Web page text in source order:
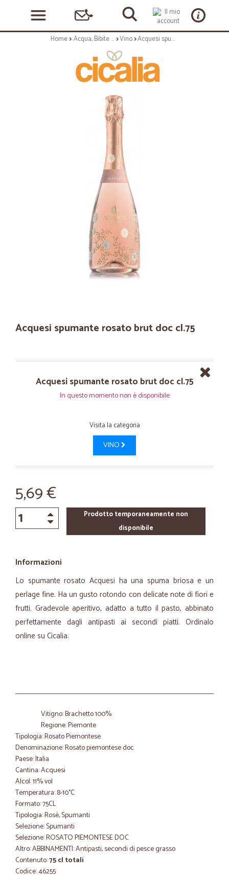
Home Acqua, Bibite e Alcolici Vino Acquesi spumante rosato brut doc cl.75
Acquesi spumante rosato brut doc cl.75
Acquesi spumante rosato brut doc cl.75
In questo momento non è disponibile
Visita la categoria
VINO
5,69 €
Prodotto temporaneamente non
disponibile
Informazioni
Lo spumante rosato Acquesi ha una spuma briosa e un
perlage fine. Ha un gusto rotondo con delicate note di fiori e
frutti. Gradevole aperitivo, adatto a tutto il pasto, abbinato
perfettamente dagli antipasti ai secondi piatti. Ordinalo
online su Cicalia.
Vitigno: Brachetto 100%
Regione: Piemonte
Tipologia: Rosato Piemontese
Denominazione: Rosato piemontese doc
Paese: Italia
Cantina: Acquesi
Alcol: 11% vol
Temperatura: 8-10°C
Formato: 75CL
Tipologia: Rosè, Spumanti
Selezione: Spumanti
Selezione: ROSATO PIEMONTESE DOC
Altro: ABBINAMENTI: Antipasti, secondi di pesce grasso
Contenuto:75 cl totali
Codice: 46255